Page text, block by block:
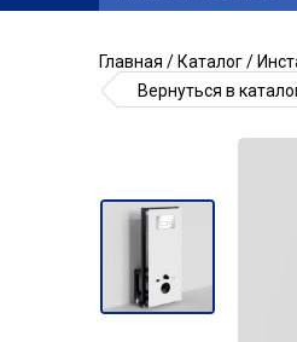
Главная / Каталог/
Вернуться в